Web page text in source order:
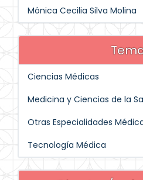
Mónica Cecilia Silva Molina
Ciencias Médicas
Medicina y Ciencias de la
Otras Especialidades
Tecnología Médica